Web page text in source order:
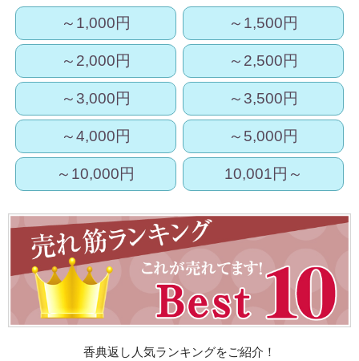
～1,000円 ～1,500円
～2,000円 ～2,500円
～3,000円 ～3,500円
～4,000円 ～5,000円
～10,000円 10,001円～
香典返し人気ランキングをご紹介！